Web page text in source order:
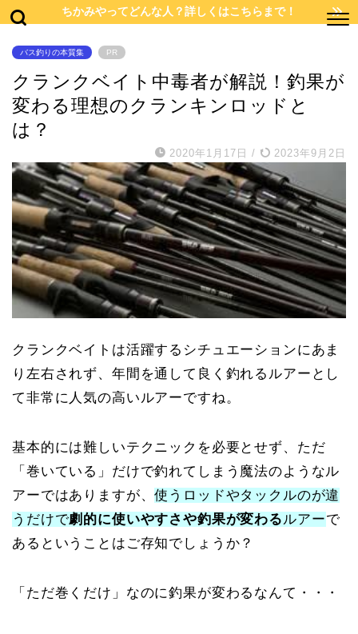
ちかみやってどんな人？詳しくはこちらまで！
バス釣りの本質集 PR
クランクベイト中毒者が解説！釣果が
変わる理想のクランキンロッドと
は？
2020年1月17日 / 2023年9月2日
クランクベイトは活躍するシチュエーションにあま
り左右されず、年間を通して良く釣れるルアーとし
て非常に人気の高いルアーですね。
基本的には難しいテクニックを必要とせず、ただ
「巻いている」だけで釣れてしまう魔法のようなル
アーではありますが、使うロッドやタックルのが違
うだけで劇的に使いやすさや釣果が変わるルアーで
あるということはご存知でしょうか？
「ただ巻くだけ」なのに釣果が変わるなんて・・・